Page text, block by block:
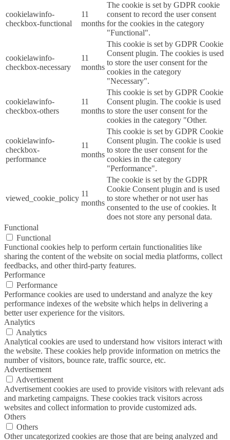
cookielawinfo-
checkbox-functional
11
months
The cookie is set by GDPR cookie
consent to record the user consent
for the cookies in the category
"Functional".
cookielawinfo-
checkbox-necessary
11
months
This cookie is set by GDPR Cookie
Consent plugin. The cookies is used
to store the user consent for the
cookies in the category
"Necessary".
cookielawinfo-
checkbox-others
11
months
This cookie is set by GDPR Cookie
Consent plugin. The cookie is used
to store the user consent for the
cookies in the category "Other.
cookielawinfo-
checkbox-
performance
11
months
This cookie is set by GDPR Cookie
Consent plugin. The cookie is used
to store the user consent for the
cookies in the category
"Performance".
viewed_cookie_policy
11
months
The cookie is set by the GDPR
Cookie Consent plugin and is used
to store whether or not user has
consented to the use of cookies. It
does not store any personal data.
Functional
Functional
Functional cookies help to perform certain functionalities like
sharing the content of the website on social media platforms, collect
feedbacks, and other third-party features.
Performance
Performance
Performance cookies are used to understand and analyze the key
performance indexes of the website which helps in delivering a
better user experience for the visitors.
Analytics
Analytics
Analytical cookies are used to understand how visitors interact with
the website. These cookies help provide information on metrics the
number of visitors, bounce rate, traffic source, etc.
Advertisement
Advertisement
Advertisement cookies are used to provide visitors with relevant ads
and marketing campaigns. These cookies track visitors across
websites and collect information to provide customized ads.
Others
Others
Other uncategorized cookies are those that are being analyzed and